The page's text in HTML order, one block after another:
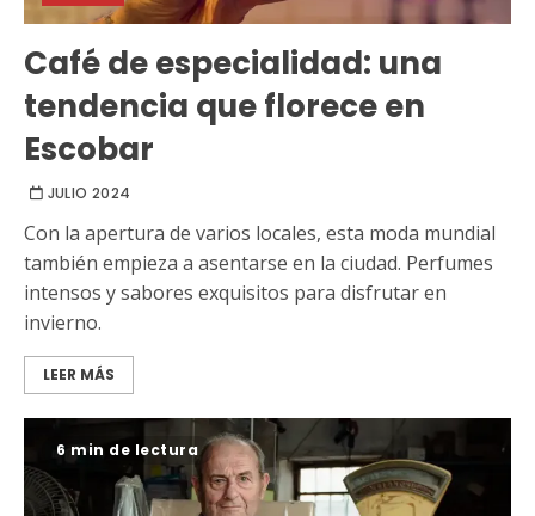
Café de especialidad: una
tendencia que florece en
Escobar
JULIO 2024
Con la apertura de varios locales, esta moda mundial
también empieza a asentarse en la ciudad. Perfumes
intensos y sabores exquisitos para disfrutar en
invierno.
LEER MÁS
6 min de lectura